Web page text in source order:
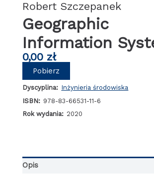
Robert Szczepanek
Geographic
Information
0,00 zł
Pobierz
Dyscyplina: Inżynieria środowiska
ISBN: 978-83-66531-11-6
Rok wydania: 2020
Opis